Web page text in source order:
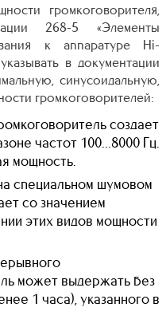
громкоговорителя,
268-5 «Элементы
к аппаратуре Hi-
в документации
синусоидальную,
громкоговорителей:
создает
частот 100...8000 Гц.
мощность.
специальном шумовом
со значением
этих видов мощности
может выдержать без
1 часа), указанного в